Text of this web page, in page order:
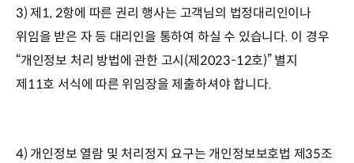
3) 제1, 2항에 따른 권리 행사는 고객님의 법정대리인이나
위임을 받은 자 등 대리인을 통하여 하실 수 있습니다. 이 경우
“개인정보 처리 방법에 관한 고시(제2023-12호)” 별지
제11호 서식에 따른 위임장을 제출하셔야 합니다.
4) 개인정보 열람 및 처리정지 요구는 개인정보보호법 제35조